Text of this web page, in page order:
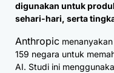
digunakan untuk
sehari-hari, serta
Anthropic
159 negara untuk
AI. Studi ini